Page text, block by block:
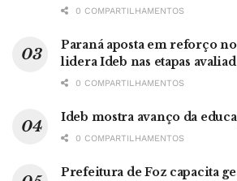
0 COMPARTILHAMENTOS
Paraná aposta em reforço
lidera Ideb nas etapas
0 COMPARTILHAMENTOS
Ideb mostra avanço da
0 COMPARTILHAMENTOS
Prefeitura de Foz capacita